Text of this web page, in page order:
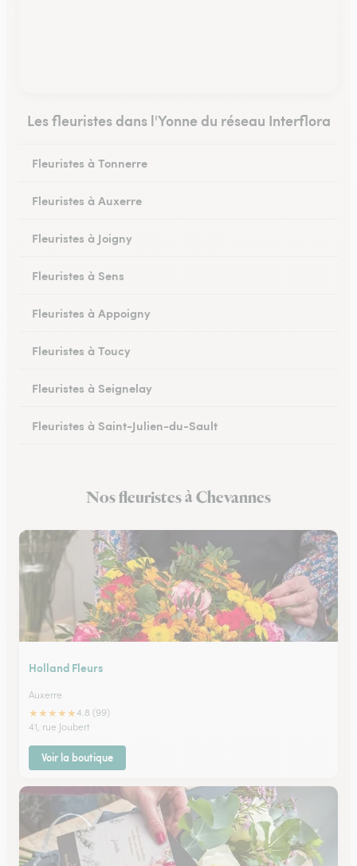
Les fleuristes dans l'Yonne du réseau Interflora
Fleuristes à Tonnerre
Fleuristes à Auxerre
Fleuristes à Joigny
Fleuristes à Sens
Fleuristes à Appoigny
Fleuristes à Toucy
Fleuristes à Seignelay
Fleuristes à Saint-Julien-du-Sault
Fleuristes à Monéteau
Nos fleuristes à Chevannes
Holland Fleurs
Auxerre
★★★★★4.8 (99)
41, rue Joubert
Voir la boutique